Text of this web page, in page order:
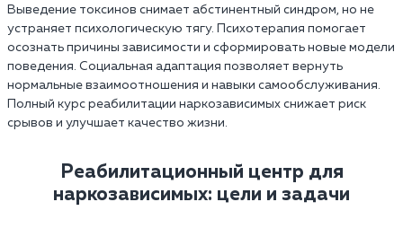
Выведение токсинов снимает абстинентный синдром, но не
устраняет психологическую тягу. Психотерапия помогает
осознать причины зависимости и сформировать новые модели
поведения. Социальная адаптация позволяет вернуть
нормальные взаимоотношения и навыки самообслуживания.
Полный курс реабилитации наркозависимых снижает риск
срывов и улучшает качество жизни.
Реабилитационный центр для
наркозависимых: цели и задачи